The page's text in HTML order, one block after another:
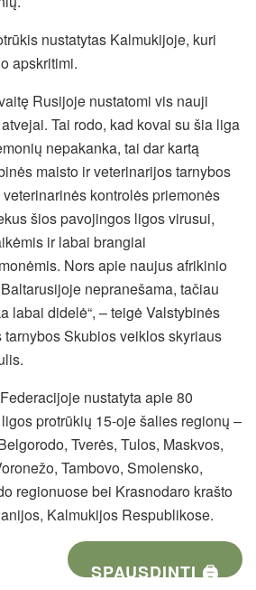
nustatytas Kalmukijoje, kuri
apskritimi.
Rusijoje nustatomi vis nauji
Tai rodo, kad kovai su šia liga
nepakanka, tai dar kartą
maisto ir veterinarijos tarnybos
kontrolės priemonės
šios pavojingos ligos virusui,
ir labai brangiai
Nors apie naujus afrikinio
nepranešama, tačiau
labai didelė“, – teigė Valstybinės
Skubios veiklos skyriaus
nustatyta apie 80
protrūkių 15-oje šalies regionų –
Tverės, Tulos, Maskvos,
Tambovo, Smolensko,
regionuose bei Krasnodaro krašto
Kalmukijos Respublikose.
SPAUSDINTI 🖨